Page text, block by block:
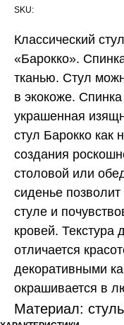
SKU:
Классический
«Барокко».
тканью. Стул
в экокоже.
украшенная
стул Барокко как
создания
столовой или
сиденье
стуле и
кровей. Текстура
отличается
декоративными
окрашивается в
Материал: